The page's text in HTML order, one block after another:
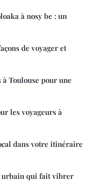
à nosy be : un
de voyager et
Toulouse pour une
les voyageurs à
dans votre itinéraire
urbain qui fait vibrer